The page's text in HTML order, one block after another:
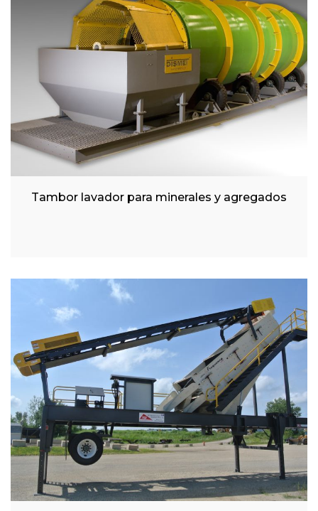
Tambor lavador para minerales y agregados